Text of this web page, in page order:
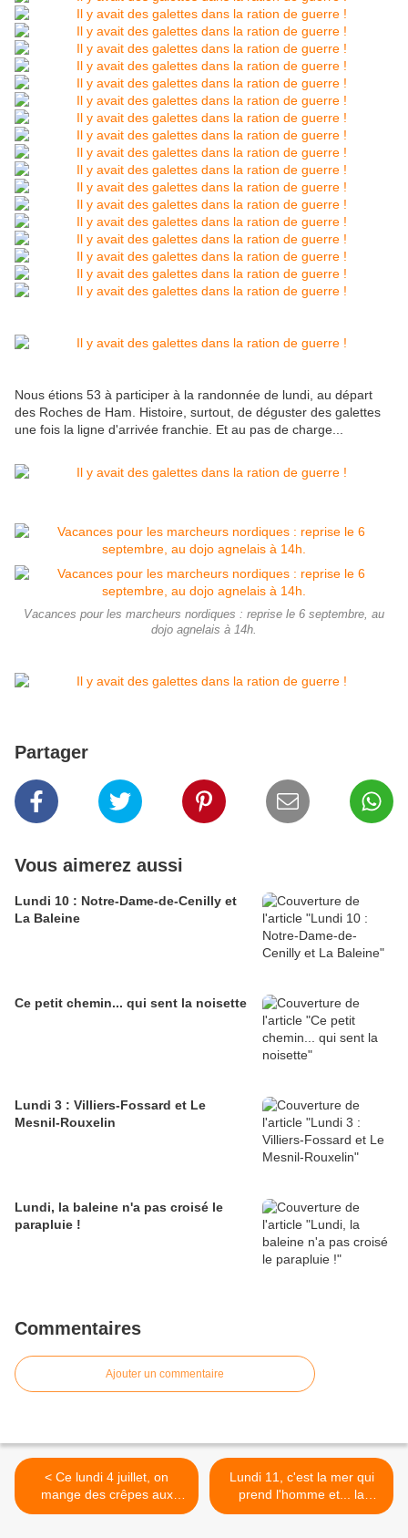
Nous étions 53 à participer à la randonnée de lundi, au départ
des Roches de Ham. Histoire, surtout, de déguster des galettes
une fois la ligne d'arrivée franchie. Et au pas de charge...
Vacances pour les marcheurs nordiques : reprise le 6 septembre, au
dojo agnelais à 14h.
Partager
Vous aimerez aussi
Lundi 10 : Notre-Dame-de-Cenilly et
La Baleine
Ce petit chemin... qui sent la noisette
Lundi 3 : Villiers-Fossard et Le
Mesnil-Rouxelin
Lundi, la baleine n'a pas croisé le
parapluie !
Commentaires
Ajouter un commentaire
< Ce lundi 4 juillet, on
mange des crêpes aux
Roches de Ham
Lundi 11, c'est la mer qui
prend l'homme et... la
femme ! >